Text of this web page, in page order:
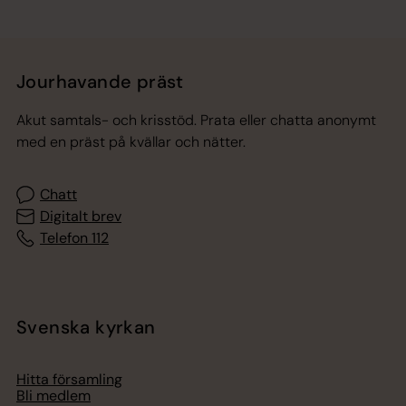
Jourhavande präst
Akut samtals- och krisstöd. Prata eller chatta anonymt
med en präst på kvällar och nätter.
Chatt
Digitalt brev
Telefon 112
Svenska kyrkan
Hitta församling
Bli medlem